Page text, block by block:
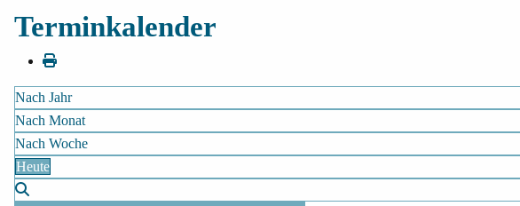
Terminkalender
Nach Jahr
Nach Monat
Nach Woche
Heute